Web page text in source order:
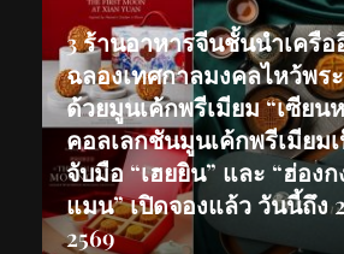
3 ร้านอาหารจีนชั้นนำเครื
ฉลองเทศกาลมงคลไหว้พร
ด้วยมูนเค้กพรีเมียม “เซียน
คอลเลกชันมูนเค้กพรีเมียม
จับมือ “เฮยยิน” และ “ฮ่อง
แมน” เปิดจองแล้ว วันนี้ถึง
2569